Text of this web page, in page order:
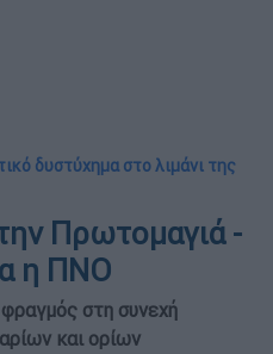
δυστύχημα στο λιμάνι της
Πρωτομαγιά -
η ΠΝΟ
στη συνεχή
και ορίων